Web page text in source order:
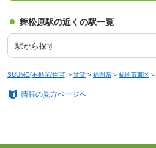
舞松原駅の近くの駅一覧
駅から探す
SUUMO[不動産/住宅] > 賃貸 > 福岡県 > 福岡市東区 >
情報の見方ページへ